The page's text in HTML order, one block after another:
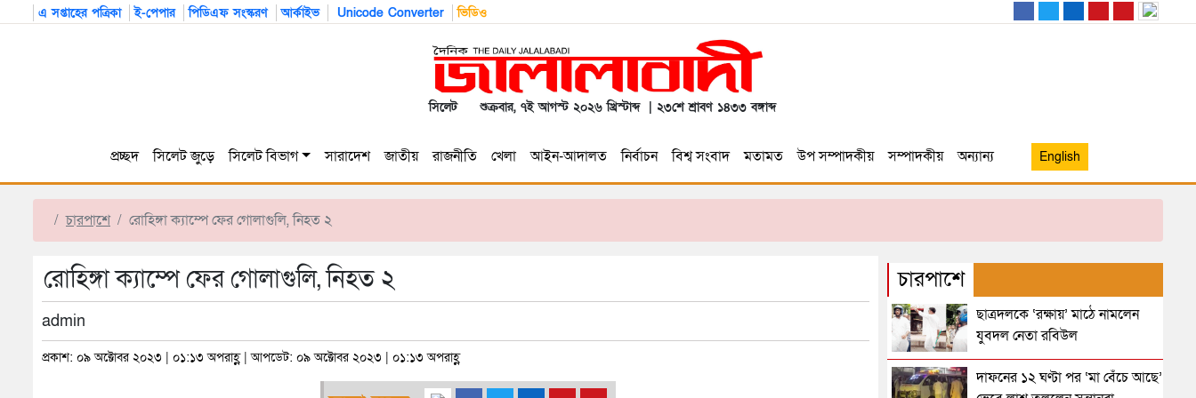
এ সপ্তাহের পত্রিকা ই-পেপার পিডিএফ সংস্করণ আর্কাইভ Unicode Converter ভিডিও
সিলেট শুক্রবার, ৭ই আগস্ট ২০২৬ খ্রিস্টাব্দ | ২৩শে শ্রাবণ ১৪৩৩ বঙ্গাব্দ
প্রচ্ছদ সিলেট জুড়ে সিলেট বিভাগ সারাদেশ জাতীয় রাজনীতি খেলা আইন-আদালত নির্বাচন বিশ্ব সংবাদ মতামত উপ সম্পাদকীয় সম্পাদকীয় অন্যান্য English
চারপাশে রোহিঙ্গা ক্যাম্পে ফের গোলাগুলি, নিহত ২
রোহিঙ্গা ক্যাম্পে ফের গোলাগুলি, নিহত ২
admin
প্রকাশ: ০৯ অক্টোবর ২০২৩ | ০১:১৩ অপরাহ্ণ | আপডেট: ০৯ অক্টোবর ২০২৩ | ০১:১৩ অপরাহ্ণ
চারপাশে
ছাত্রদলকে ‘রক্ষায়’ মাঠে নামলেন
যুবদল নেতা রবিউল
দাফনের ১২ ঘণ্টা পর ‘মা বেঁচে আছে’